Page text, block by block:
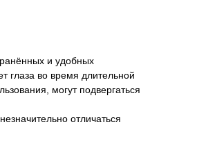
и удобных
глаза во время длительной
могут подвергаться
отличаться